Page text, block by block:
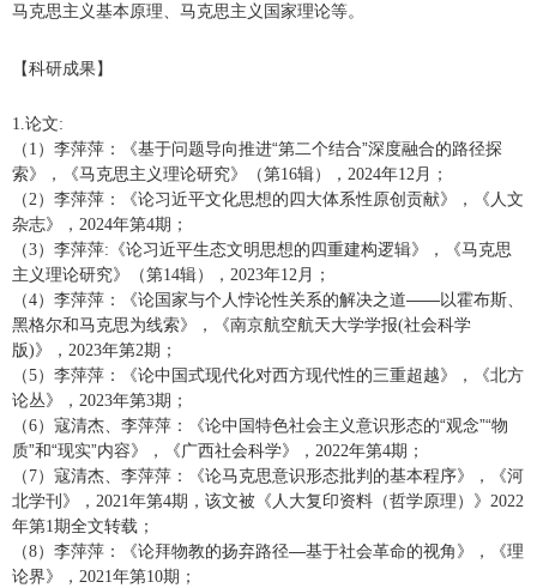
马克思主义基本原理、马克思主义国家理论等。
【科研成果】
1.论文:
（ 1 ）李萍萍：《基于问题导向推进“第二个结合”深度融合的路径探
索》，《马克思主义理论研究》（第16辑）， 2024年12月；
（2）李萍萍：《论习近平文化思想的四大体系性原创贡献》，《人文
杂志》， 2024年第4期；
（3）李萍萍: 《论习近平生态文明思想的四重建构逻辑》，《马克思
主义理论研究》（第14辑）， 2023年12月；
（4）李萍萍：《论国家与个人悖论性关系的解决之道——以霍布斯、
黑格尔和马克思为线索》，《南京航空航天大学学报(社会科学
版)》， 2023年第2期；
（5）李萍萍：《论中国式现代化对西方现代性的三重超越》，《北方
论丛》， 2023年第3期；
（6）寇清杰、李萍萍：《论中国特色社会主义意识形态的“观念”“物
质”和“现实”内容》，《广西社会科学》， 2022年第4期；
（ 7）寇清杰、李萍萍：《论马克思意识形态批判的基本程序》，《河
北学刊》， 2021年第4期，该文被《人大复印资料（哲学原理）》 2022
年第1期全文转载；
（8）李萍萍：《论拜物教的扬弃路径—基于社会革命的视角》，《理
论界》， 2021年第10期；